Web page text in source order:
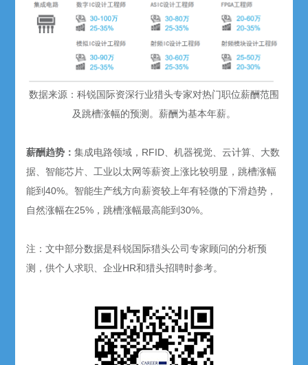
数据来源：科锐国际资深行业猎头专家对热门职位薪酬范围
及跳槽涨幅的预测。薪酬为基本年薪。
薪酬趋势：集成电路领域，RFID、机器视觉、云计算、大数
据、智能芯片、工业以太网等薪资上涨比较明显，跳槽涨幅
能到40%。智能生产线方向薪资较上年有轻微的下滑趋势，
自然涨幅在25%，跳槽涨幅最高能到30%。
注：文中部分数据是科锐国际猎头公司专家顾问的分析预
测，供个人求职、企业HR和猎头招聘时参考。